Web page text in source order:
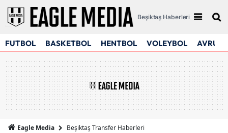
Beşiktaş Haberleri
FUTBOL BASKETBOL HENTBOL VOLEYBOL
Eagle Media Beşiktaş Transfer Haberleri